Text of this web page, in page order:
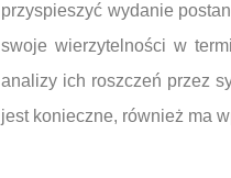
przyspieszyć wydanie
swoje wierzytelności w
analizy ich roszczeń przez
jest konieczne, również ma